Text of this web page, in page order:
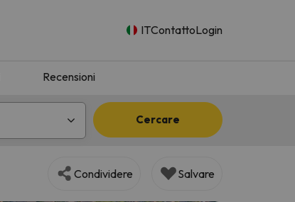
ITContattoLogin
Recensioni
Cercare
Condividere Salvare